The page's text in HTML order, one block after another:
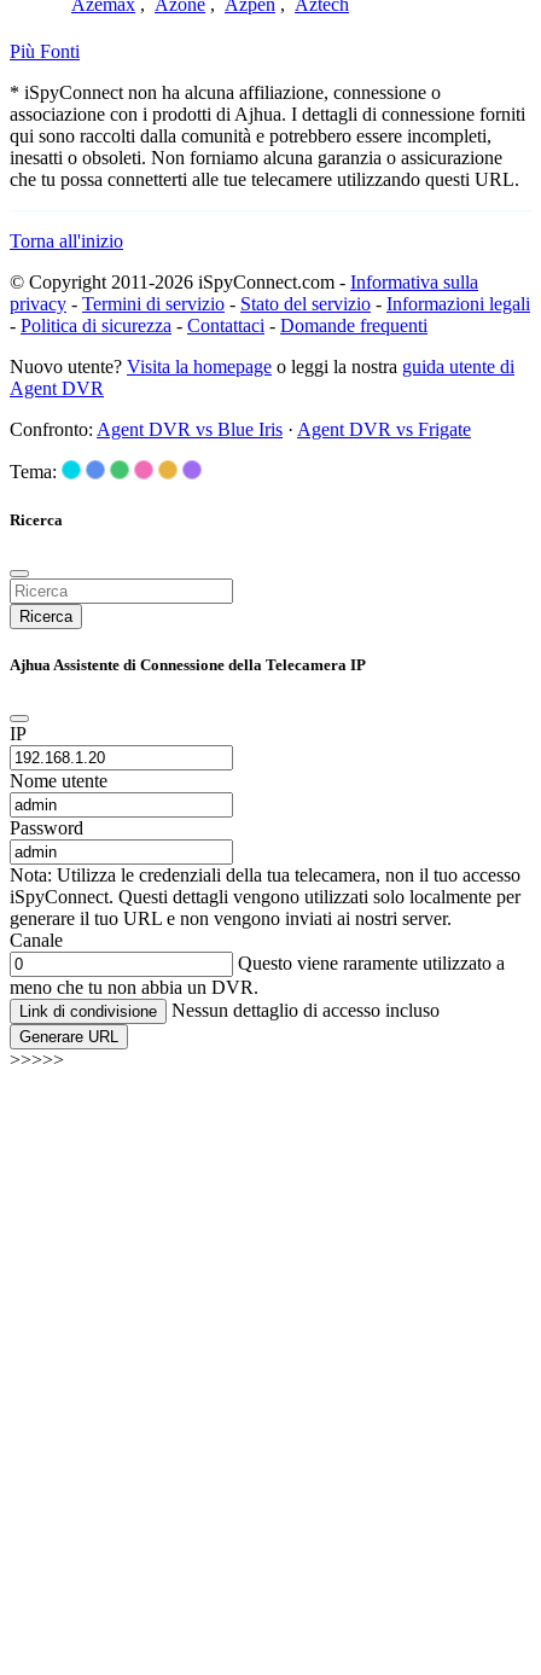
Azemax , Azone , Azpen , Aztech
Più Fonti
* iSpyConnect non ha alcuna affiliazione, connessione o
associazione con i prodotti di Ajhua. I dettagli di connessione forniti
qui sono raccolti dalla comunità e potrebbero essere incompleti,
inesatti o obsoleti. Non forniamo alcuna garanzia o assicurazione
che tu possa connetterti alle tue telecamere utilizzando questi URL.
Torna all'inizio
© Copyright 2011-2026 iSpyConnect.com - Informativa sulla
privacy - Termini di servizio - Stato del servizio - Informazioni legali
- Politica di sicurezza - Contattaci - Domande frequenti
Nuovo utente? Visita la homepage o leggi la nostra guida utente di
Agent DVR
Confronto: Agent DVR vs Blue Iris · Agent DVR vs Frigate
Tema:
Ricerca
Ricerca
Ajhua Assistente di Connessione della Telecamera IP
IP
Nome utente
Password
Nota: Utilizza le credenziali della tua telecamera, non il tuo accesso
iSpyConnect. Questi dettagli vengono utilizzati solo localmente per
generare il tuo URL e non vengono inviati ai nostri server.
Canale
Questo viene raramente utilizzato a
meno che tu non abbia un DVR.
Link di condivisione Nessun dettaglio di accesso incluso
Generare URL
>>>>>